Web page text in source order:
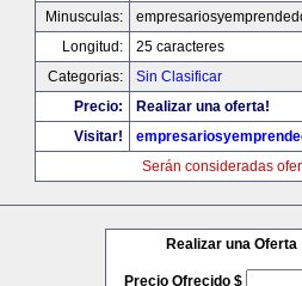
Minusculas:
Longitud:
25 caracteres
Categorias:
Sin Clasificar
Precio:
Realizar una oferta!
Visitar!
Serán consideradas
Realizar una Oferta
Precio Ofrecido $